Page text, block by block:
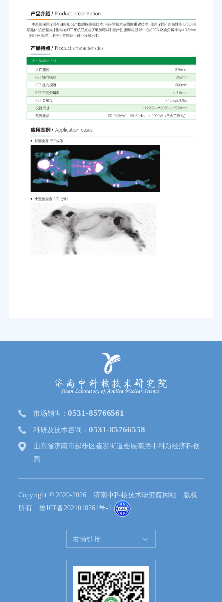
市场销售：0531-85766561
科研及技术咨询：0531-85766558
山东省济南市起步区崔寨街道会展南路中科新经济科创
园
Copyright © 2020-2026 济南中科核技术研究院网站 版权
所有鲁ICP备2021018261号-1
友情链接